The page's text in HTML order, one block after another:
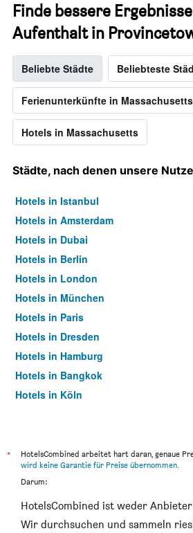
Finde bessere
Aufenthalt in
Beliebte Städte Beliebteste
Ferienunterkünfte in Massachusetts
Hotels in Massachusetts
Städte, nach denen unsere
Hotels in Istanbul
Hotels in Amsterdam
Hotels in Dubai
Hotels in Berlin
Hotels in London
Hotels in München
Hotels in Paris
Hotels in Dresden
Hotels in Hamburg
Hotels in Bangkok
Hotels in Köln
*
HotelsCombined arbeitet hart daran, genaue
wird keine Garantie für Preise übernommen.
Darum:
HotelsCombined ist weder
Wir durchsuchen und sammeln